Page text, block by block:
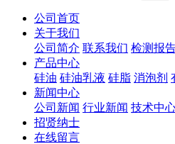
公司首页
关于我们
公司简介 联系我们 检测报
产品中心
硅油 硅油乳液 硅脂 消泡剂
新闻中心
公司新闻 行业新闻 技术中
招贤纳士
在线留言